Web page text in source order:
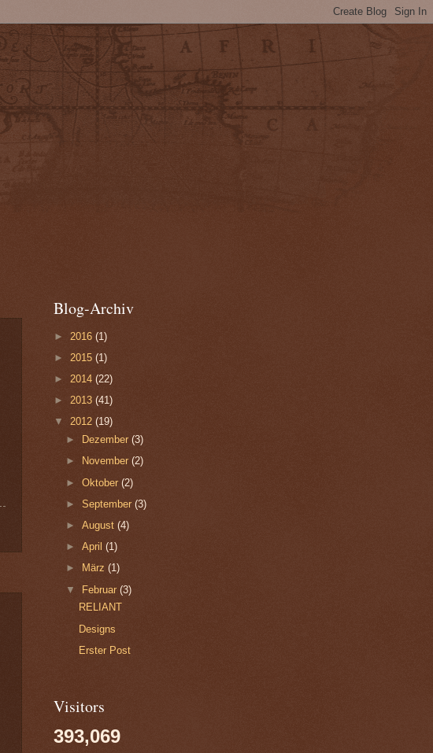
Blog-Archiv
► 2016 (1)
► 2015 (1)
► 2014 (22)
► 2013 (41)
▼ 2012 (19)
►
Dezember(3)
►
November(2)
►Oktober(2)
►September(3)
►August(4)
►April(1)
►
März(1)
▼ Februar(3)
RELIANT
Designs
Erster Post
Visitors
393,069